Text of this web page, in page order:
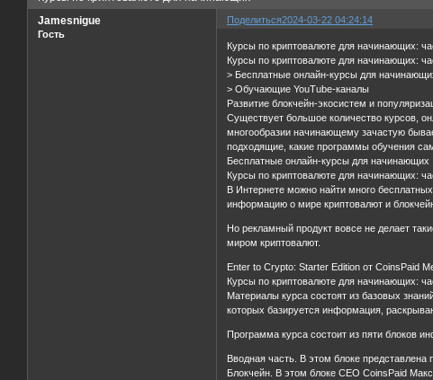
Поделиться2024-03-22 04:24:14
Jamesnigue
Гость
Курсы по криптовалюте для начинающих:
Курсы по криптовалюте для начинающих:
> Бесплатные онлайн-курсы для
> Обучающие YouTube-каналы
Развитие блокчейн-экосистем и
Существует большое количество курсов,
многообразии начинающему зачастую
подходящие, какие программы обучения
Бесплатные онлайн-курсы для начинающих
Курсы по криптовалюте для начинающих:
В Интернете можно найти много
информацию о мире криптовалют и
Но рекламный продукт вовсе не делает
миром криптовалют.
Enter to Crypto: Starter Edition от CoinsPaid
Курсы по криптовалюте для начинающих:
Материалы курса состоят из базовых
которых базируется информация,
Программа курса состоит из пяти блоков
Вводная часть. В этом блоке
Блокчейн. В этом блоке CEO CoinsPaid